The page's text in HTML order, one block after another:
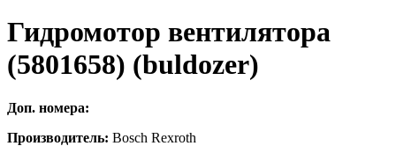
Гидромотор вентилятора
(5801658) (buldozer)
Доп. номера:
Производитель: Bosch Rexroth